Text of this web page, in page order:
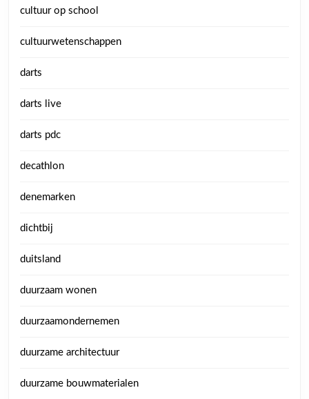
cultuur op school
cultuurwetenschappen
darts
darts live
darts pdc
decathlon
denemarken
dichtbij
duitsland
duurzaam wonen
duurzaamondernemen
duurzame architectuur
duurzame bouwmaterialen